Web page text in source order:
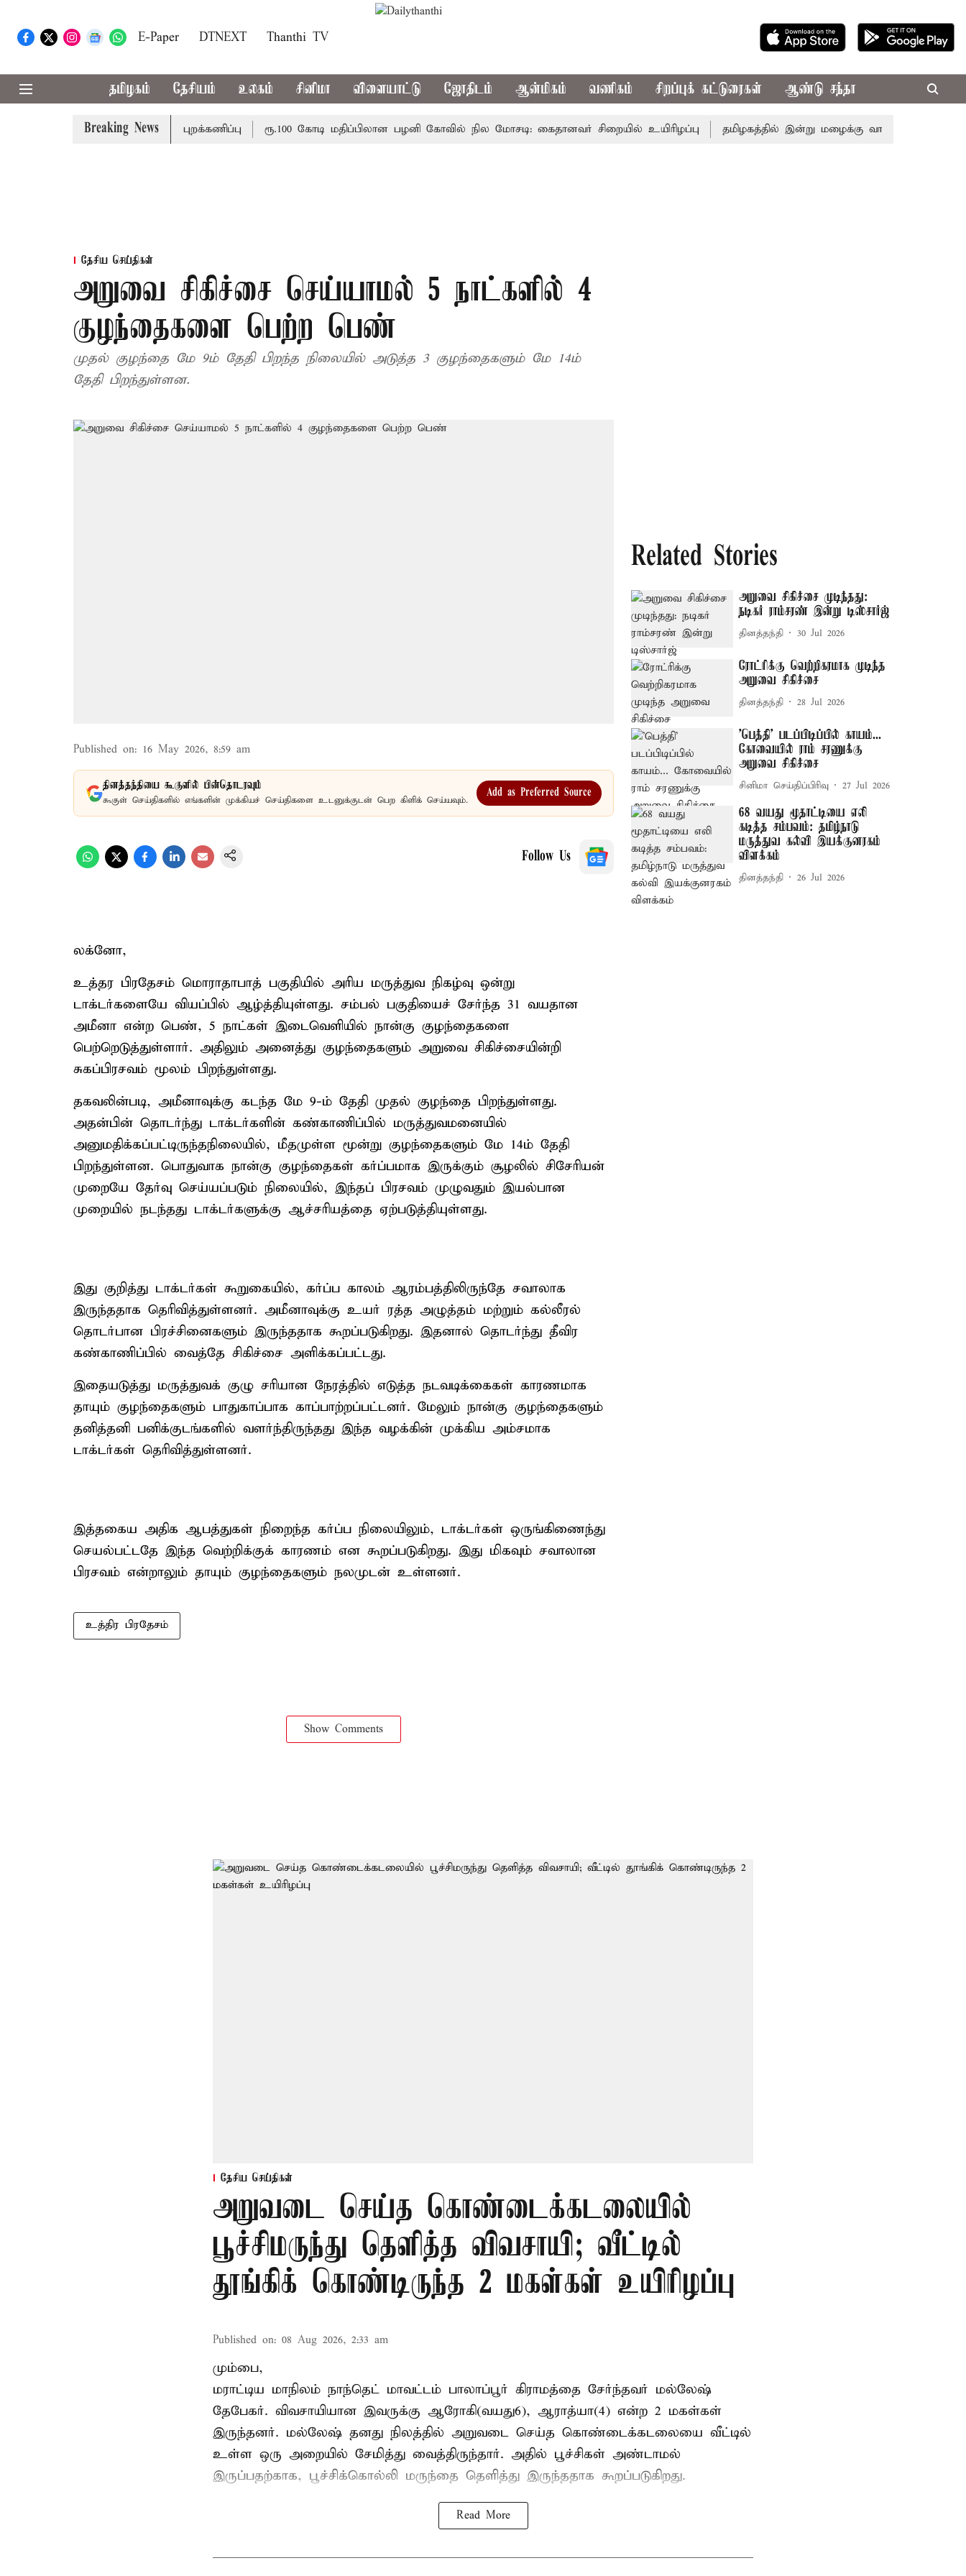
E-Paper DTNEXT Thanthi TV
தமிழகம் தேசியம் உலகம் சினிமா விளையாட்டு ஜோதிடம் ஆன்மிகம் வணிகம் சிறப்புக் கட்டுரைகள் ஆண்டு சந்தா
Breaking News
அதிமுக எம்பிக்கள் புறக்கணிப்பு ரூ.100 கோடி மதிப்பிலான பழனி கோவில் நில மோசடி: கைதானவர் சிறையில் உயிரிழப்பு தமிழகத்தில் இன்று மழைக்கு வாய்ப்பா..? வானிலை
தேசிய செய்திகள்
அறுவை சிகிச்சை செய்யாமல் 5 நாட்களில் 4
குழந்தைகளை பெற்ற பெண்
முதல் குழந்தை மே 9ம் தேதி பிறந்த நிலையில் அடுத்த 3 குழந்தைகளும் மே 14ம்
தேதி பிறந்துள்ளன.
Published on: 16 May 2026, 8:59 am
தினத்தந்தியை கூகுளில் பின்தொடரவும்
கூகுள் செய்திகளில் எங்களின் முக்கியச் செய்திகளை உடனுக்குடன் பெற கிளிக் செய்யவும்.
Add as Preferred Source
Follow Us
லக்னோ,
உத்தர பிரதேசம் மொராதாபாத் பகுதியில் அரிய மருத்துவ நிகழ்வு ஒன்று
டாக்டர்களையே வியப்பில் ஆழ்த்தியுள்ளது. சம்பல் பகுதியைச் சேர்ந்த 31 வயதான
அமீனா என்ற பெண், 5 நாட்கள் இடைவெளியில் நான்கு குழந்தைகளை
பெற்றெடுத்துள்ளார். அதிலும் அனைத்து குழந்தைகளும் அறுவை சிகிச்சையின்றி
சுகப்பிரசவம் மூலம் பிறந்துள்ளது.
தகவலின்படி, அமீனாவுக்கு கடந்த மே 9-ம் தேதி முதல் குழந்தை பிறந்துள்ளது.
அதன்பின் தொடர்ந்து டாக்டர்களின் கண்காணிப்பில் மருத்துவமனையில்
அனுமதிக்கப்பட்டிருந்தநிலையில், மீதமுள்ள மூன்று குழந்தைகளும் மே 14ம் தேதி
பிறந்துள்ளன. பொதுவாக நான்கு குழந்தைகள் கர்ப்பமாக இருக்கும் சூழலில் சிசேரியன்
முறையே தேர்வு செய்யப்படும் நிலையில், இந்தப் பிரசவம் முழுவதும் இயல்பான
முறையில் நடந்தது டாக்டர்களுக்கு ஆச்சரியத்தை ஏற்படுத்தியுள்ளது.
இது குறித்து டாக்டர்கள் கூறுகையில், கர்ப்ப காலம் ஆரம்பத்திலிருந்தே சவாலாக
இருந்ததாக தெரிவித்துள்ளனர். அமீனாவுக்கு உயர் ரத்த அழுத்தம் மற்றும் கல்லீரல்
தொடர்பான பிரச்சினைகளும் இருந்ததாக கூறப்படுகிறது. இதனால் தொடர்ந்து தீவிர
கண்காணிப்பில் வைத்தே சிகிச்சை அளிக்கப்பட்டது.
இதையடுத்து மருத்துவக் குழு சரியான நேரத்தில் எடுத்த நடவடிக்கைகள் காரணமாக
தாயும் குழந்தைகளும் பாதுகாப்பாக காப்பாற்றப்பட்டனர். மேலும் நான்கு குழந்தைகளும்
தனித்தனி பனிக்குடங்களில் வளர்ந்திருந்தது இந்த வழக்கின் முக்கிய அம்சமாக
டாக்டர்கள் தெரிவித்துள்ளனர்.
இத்தகைய அதிக ஆபத்துகள் நிறைந்த கர்ப்ப நிலையிலும், டாக்டர்கள் ஒருங்கிணைந்து
செயல்பட்டதே இந்த வெற்றிக்குக் காரணம் என கூறப்படுகிறது. இது மிகவும் சவாலான
பிரசவம் என்றாலும் தாயும் குழந்தைகளும் நலமுடன் உள்ளனர்.
உத்திர பிரதேசம்
Show Comments
Related Stories
அறுவை சிகிச்சை முடிந்தது:
நடிகர் ராம்சரண் இன்று டிஸ்சார்ஜ்
தினத்தந்தி 30 Jul 2026
ரோட்ரிக்கு வெற்றிகரமாக முடிந்த
அறுவை சிகிச்சை
தினத்தந்தி 28 Jul 2026
'பெத்தி' படப்பிடிப்பில் காயம்...
கோவையில் ராம் சரணுக்கு
அறுவை சிகிச்சை
சினிமா செய்திப்பிரிவு 27 Jul 2026
68 வயது மூதாட்டியை எலி
கடித்த சம்பவம்: தமிழ்நாடு
மருத்துவ கல்வி இயக்குனரகம்
விளக்கம்
தினத்தந்தி 26 Jul 2026
தேசிய செய்திகள்
அறுவடை செய்த கொண்டைக்கடலையில்
பூச்சிமருந்து தெளித்த விவசாயி; வீட்டில்
தூங்கிக் கொண்டிருந்த 2 மகள்கள் உயிரிழப்பு
Published on: 08 Aug 2026, 2:33 am
மும்பை,
மராட்டிய மாநிலம் நாந்தெட் மாவட்டம் பாலாப்பூர் கிராமத்தை சேர்ந்தவர் மல்லேஷ்
தேபேகர். விவசாயியான இவருக்கு ஆரோகி(வயது6), ஆராத்யா(4) என்ற 2 மகள்கள்
இருந்தனர். மல்லேஷ் தனது நிலத்தில் அறுவடை செய்த கொண்டைக்கடலையை வீட்டில்
உள்ள ஒரு அறையில் சேமித்து வைத்திருந்தார். அதில் பூச்சிகள் அண்டாமல்
இருப்பதற்காக, பூச்சிக்கொல்லி மருந்தை தெளித்து இருந்ததாக கூறப்படுகிறது.
Read More